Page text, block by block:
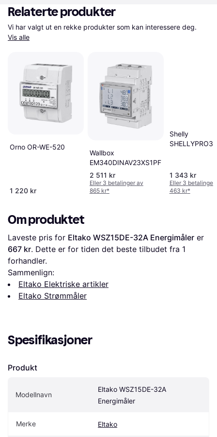
Relaterte produkter
Vis alle
Orno OR-WE-520
1 220 kr
Wallbox
EM340DINAV23XS1PFB
2 511 kr
Eller 3 betalinger av
865 kr*
Shelly
1 343 kr
Eller 3 betalinger
463 kr*
Om produktet
Laveste pris for Eltako WSZ15DE-32A Energimåler
667 kr. Dette er for tiden det beste tilbudet fra 1
forhandler.
Sammenlign:
Eltako Elektriske artikler
Eltako Strømmåler
Spesifikasjoner
Produkt
Modellnavn
Eltako WSZ15DE-32A
Energimåler
Merke Eltako